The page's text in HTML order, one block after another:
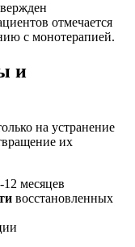
отмечается
с монотерапией.
и
на устранение
их
12 месяцев
восстановленных